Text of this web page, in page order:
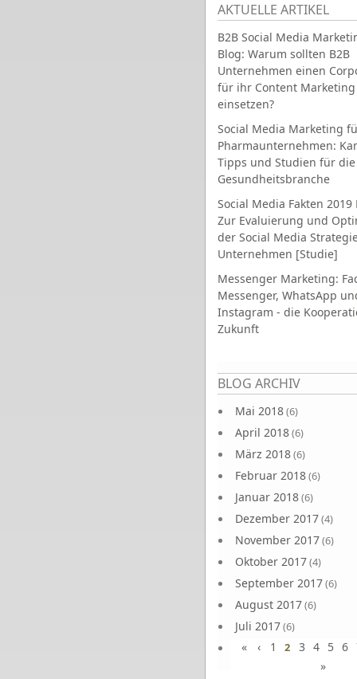
AKTUELLE ARTIKEL
B2B Social Media
Blog: Warum sollten B2B
Unternehmen einen
für ihr Content Marketing
einsetzen?
Social Media Marketing
Pharmaunternehmen:
Tipps und Studien für die
Gesundheitsbranche
Social Media Fakten 2019
Zur Evaluierung und
der Social Media
Unternehmen [Studie]
Messenger Marketing:
Messenger, WhatsApp
Instagram - die
Zukunft
BLOG ARCHIV
Mai 2018(6)
April 2018(6)
März 2018(6)
Februar 2018(6)
Januar 2018(6)
Dezember 2017(4)
November 2017(6)
Oktober 2017(4)
September 2017(6)
August 2017(6)
Juli 2017(6)
Juni 2017(6)
Seiten
« ‹ 1 2 3 4 5 6
»